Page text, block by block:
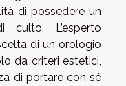
di possedere un
L’esperto
di un orologio
da criteri estetici,
di portare con sé